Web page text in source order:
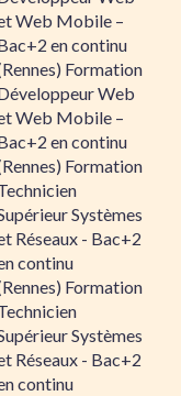
Web Mobile –
en continu
Formation
Web
Web Mobile –
en continu
Formation
Systèmes
Réseaux - Bac+2
continu
Formation
Systèmes
Réseaux - Bac+2
continu